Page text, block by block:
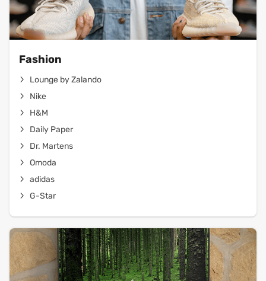
Fashion
Lounge by Zalando
Nike
H&M
Daily Paper
Dr. Martens
Omoda
adidas
G-Star